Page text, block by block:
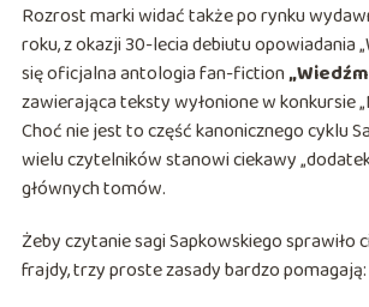
Rozrost marki widać także po rynku
roku, z okazji 30-lecia debiutu opowiadania
się oficjalna antologia fan-fiction
zawierająca teksty wyłonione w konkursie
Choć nie jest to część kanonicznego cyklu
wielu czytelników stanowi ciekawy
głównych tomów.
Żeby czytanie sagi Sapkowskiego sprawiło
frajdy, trzy proste zasady bardzo pomagają: